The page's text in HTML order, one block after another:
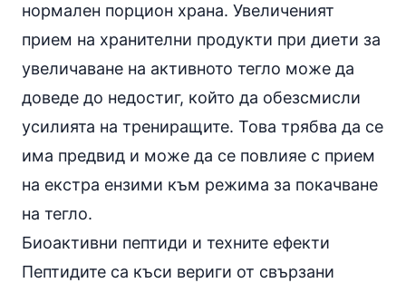
нормален порцион храна. Увеличеният
прием на хранителни продукти при диети за
увеличаване на активното тегло може да
доведе до недостиг, който да обезсмисли
усилията на трениращите. Това трябва да се
има предвид и може да се повлияе с прием
на екстра ензими към режима за покачване
на тегло.
Биоактивни пептиди и техните ефекти
Пептидите са къси вериги от свързани